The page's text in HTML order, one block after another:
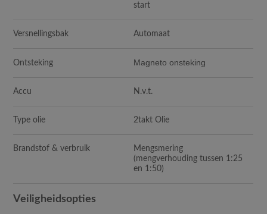
start
Versnellingsbak Automaat
Ontsteking Magneto onsteking
Accu N.v.t.
Type olie 2takt Olie
Brandstof & verbruik
Mengsmering
(mengverhouding tussen 1:25
en 1:50)
Veiligheidsopties